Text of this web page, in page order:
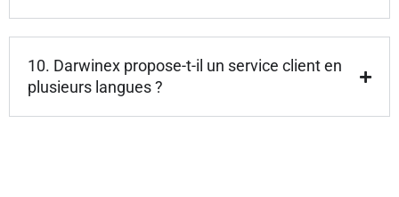
10. Darwinex propose-t-il un service client en
plusieurs langues ?